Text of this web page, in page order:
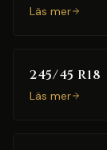
Läs mer
245/45 R18
Läs mer